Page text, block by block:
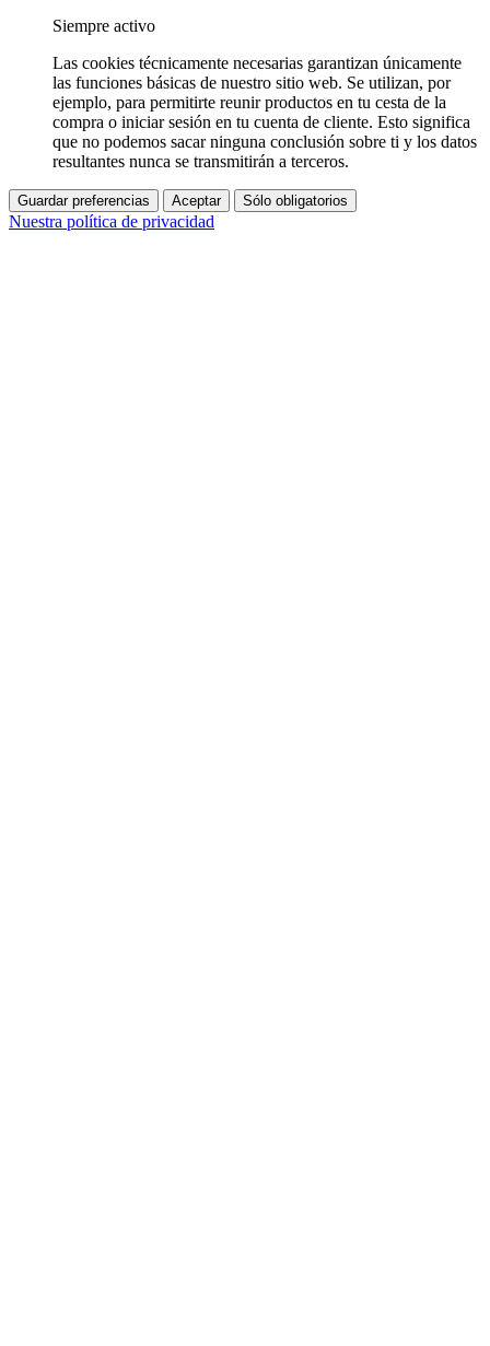
Siempre activo
Las cookies técnicamente necesarias garantizan únicamente
las funciones básicas de nuestro sitio web. Se utilizan, por
ejemplo, para permitirte reunir productos en tu cesta de la
compra o iniciar sesión en tu cuenta de cliente. Esto significa
que no podemos sacar ninguna conclusión sobre ti y los datos
resultantes nunca se transmitirán a terceros.
Guardar preferencias Aceptar Sólo obligatorios
Nuestra política de privacidad